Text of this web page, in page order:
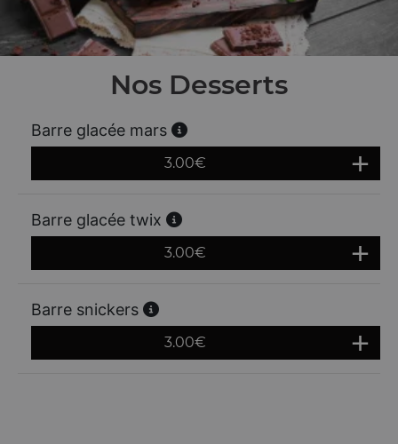
Nos Desserts
Barre glacée mars
3.00€
Barre glacée twix
3.00€
Barre snickers
3.00€